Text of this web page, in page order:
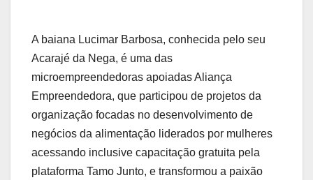
A baiana Lucimar Barbosa, conhecida pelo seu
Acarajé da Nega, é uma das
microempreendedoras apoiadas Aliança
Empreendedora, que participou de projetos da
organização focadas no desenvolvimento de
negócios da alimentação liderados por mulheres
acessando inclusive capacitação gratuita pela
plataforma Tamo Junto, e transformou a paixão